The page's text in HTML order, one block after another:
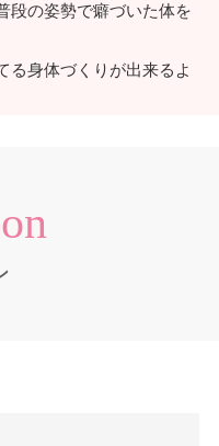
段の姿勢で癖づいた体を
る身体づくりが出来るよ